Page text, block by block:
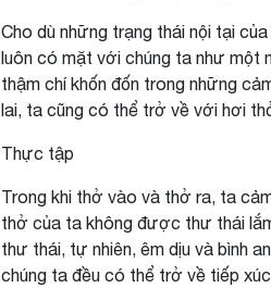
Cho dù những trạng thái nội tại
luôn có mặt với chúng ta như một
thậm chí khốn đốn trong những
lai, ta cũng có thể trở về với hơi
Thực tập
Trong khi thở vào và thở ra, ta
thở của ta không được thư thái
thư thái, tự nhiên, êm dịu và bình
chúng ta đều có thể trở về tiếp